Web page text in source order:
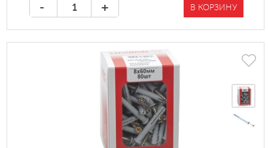
- + В КОРЗИНУ